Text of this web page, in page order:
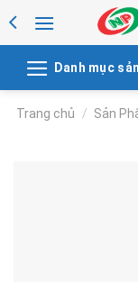
to
Danh mục
Trang chủ / Sản